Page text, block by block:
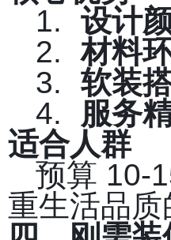
1.
设计
2.
材料
3.
软装
4.
服务
适合人群
预算 10-
重生活品质